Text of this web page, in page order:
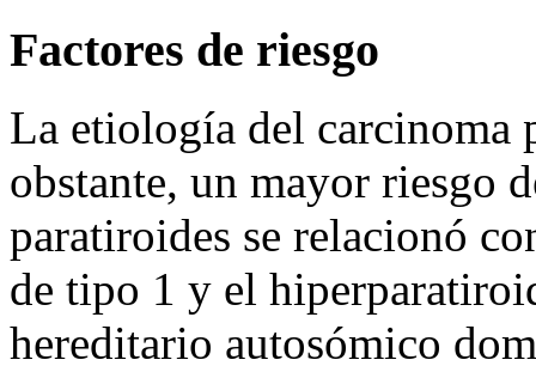
Factores de riesgo
La etiología del carcinoma
obstante, un mayor riesgo
paratiroides se relacionó
de tipo 1 y el
hereditario autosómico